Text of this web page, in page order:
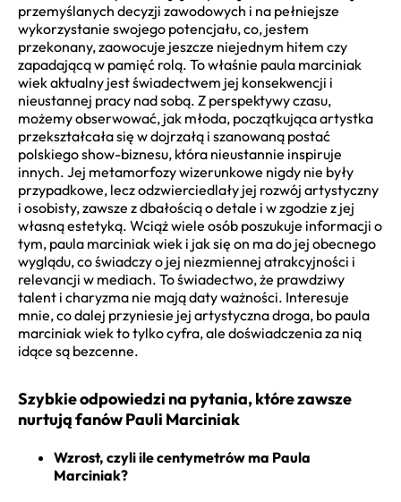
przemyślanych decyzji zawodowych i na pełniejsze
wykorzystanie swojego potencjału, co, jestem
przekonany, zaowocuje jeszcze niejednym hitem czy
zapadającą w pamięć rolą. To właśnie paula marciniak
wiek aktualny jest świadectwem jej konsekwencji i
nieustannej pracy nad sobą. Z perspektywy czasu,
możemy obserwować, jak młoda, początkująca artystka
przekształcała się w dojrzałą i szanowaną postać
polskiego show-biznesu, która nieustannie inspiruje
innych. Jej metamorfozy wizerunkowe nigdy nie były
przypadkowe, lecz odzwierciedlały jej rozwój artystyczny
i osobisty, zawsze z dbałością o detale i w zgodzie z jej
własną estetyką. Wciąż wiele osób poszukuje informacji o
tym, paula marciniak wiek i jak się on ma do jej obecnego
wyglądu, co świadczy o jej niezmiennej atrakcyjności i
relevancji w mediach. To świadectwo, że prawdziwy
talent i charyzma nie mają daty ważności. Interesuje
mnie, co dalej przyniesie jej artystyczna droga, bo paula
marciniak wiek to tylko cyfra, ale doświadczenia za nią
idące są bezcenne.
Szybkie odpowiedzi na pytania, które zawsze
nurtują fanów Pauli Marciniak
Wzrost, czyli ile centymetrów ma Paula
Marciniak?